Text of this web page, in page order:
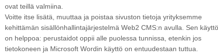
ovat teillä valmiina.
Voitte itse lisätä, muuttaa ja poistaa sivuston tietoja yrityksemme
kehittämän sisällönhallintajärjestelmä Web2 CMS:n avulla. Sen käyttö
on helppoa: perustaidot oppii alle puolessa tunnissa, etenkin jos
tietokoneen ja Microsoft Wordin käyttö on entuudestaan tuttua.